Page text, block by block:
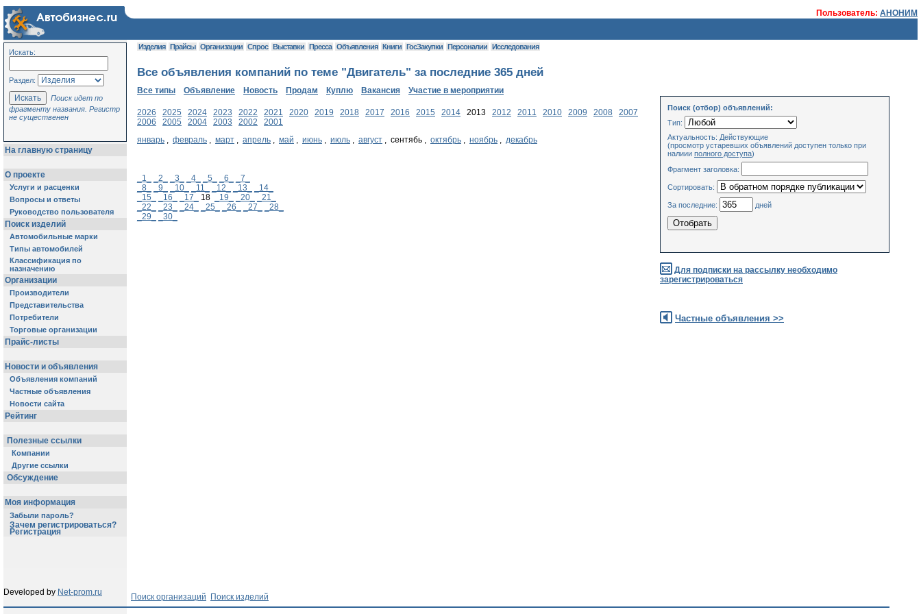
Пользователь: АНОНИМ
Искать:
Раздел:
Поиск идет по
фрагменту названия. Регистр
не существенен
На главную страницу
О проекте
Услуги и расценки
Вопросы и ответы
Руководство пользователя
Поиск изделий
Автомобильные марки
Типы автомобилей
Классификация по
назначению
Организации
Производители
Представительства
Потребители
Торговые организации
Прайс-листы
Новости и объявления
Объявления компаний
Частные объявления
Новости сайта
Рейтинг
Полезные ссылки
Компании
Другие ссылки
Обсуждение
Моя информация
Забыли пароль?
Зачем регистрироваться?
Регистрация
Изделия Прайсы Организации Спрос Выставки Пресса Объявления Книги ГосЗакупки Персоналии Исследования
Все объявления компаний по теме "Двигатель" за последние 365 дней
Все типы Объявление Новость Продам Куплю Вакансия Участие в мероприятии
2026 2025 2024 2023 2022 2021 2020 2019 2018 2017 2016 2015 2014 2013 2012 2011 2010 2009 2008
2007
2006
2005 2004 2003 2002
2001
январь , февраль , март , апрель , май , июнь , июль , август , сентябь , октябрь , ноябрь , декабрь
_1_ _2_ _3_ _4_ _5_ _6_
_7_
_8_
_9_ _10_ _11_ _12_ _13_
_14_
_15_
_16_ _17_ 18 _19_ _20_
_21_
_22_
_23_ _24_ _25_ _26_ _27_
_28_
_29_
_30_
Поиск (отбор) объявлений:
Тип:
Актуальность: Действующие
(просмотр устаревших объявлений доступен только при
налиии полного доступа)
Фрагмент заголовка:
Сортировать:
За последние: дней
Для подписки на рассылку необходимо
зарегистрироваться
Частные объявления >>
Developed by Net-prom.ru Поиск организаций Поиск изделий